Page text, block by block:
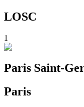
LOSC
1
Paris Saint-
Paris